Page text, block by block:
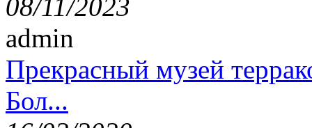
08/11/2023
admin
Прекрасный музей
Бол...